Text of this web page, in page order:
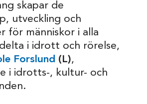
skapar de
utveckling och
för människor i alla
i idrott och rörelse,
Forslund (L),
i idrotts-, kultur- och